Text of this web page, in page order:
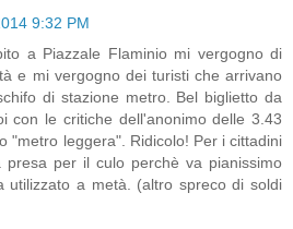
9:32 PM
a Piazzale Flaminio mi vergogno di
e mi vergogno dei turisti che arrivano
di stazione metro. Bel biglietto da
con le critiche dell'anonimo delle 3.43
"metro leggera". Ridicolo! Per i cittadini
presa per il culo perchè va pianissimo
utilizzato a metà. (altro spreco di soldi